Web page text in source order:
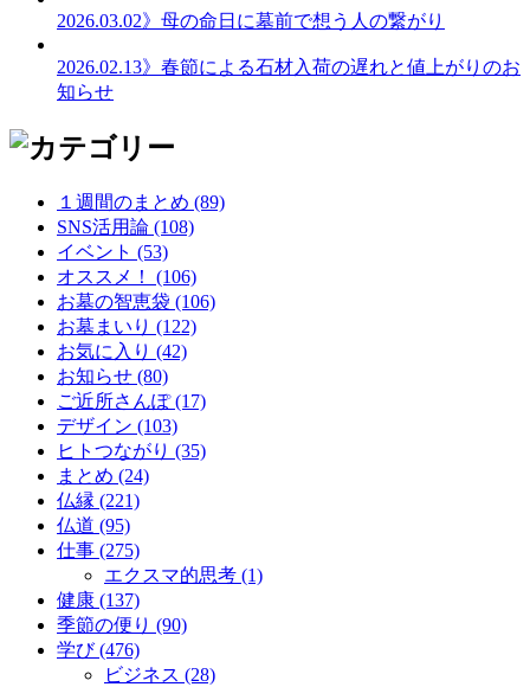
2026.03.02》母の命日に墓前で想う人の繋がり
2026.02.13》春節による石材入荷の遅れと値上がりのお
知らせ
１週間のまとめ (89)
SNS活用論 (108)
イベント (53)
オススメ！ (106)
お墓の智恵袋 (106)
お墓まいり (122)
お気に入り (42)
お知らせ (80)
ご近所さんぽ (17)
デザイン (103)
ヒトつながり (35)
まとめ (24)
仏縁 (221)
仏道 (95)
仕事 (275)
エクスマ的思考 (1)
健康 (137)
季節の便り (90)
学び (476)
ビジネス (28)